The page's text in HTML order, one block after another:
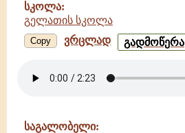
სკოლა:
გელათის სკოლა
Copy ვრცლად შეძრწუნდეს
დაბადებულნი
იალონი
გადმოწერა
საგალობელი: